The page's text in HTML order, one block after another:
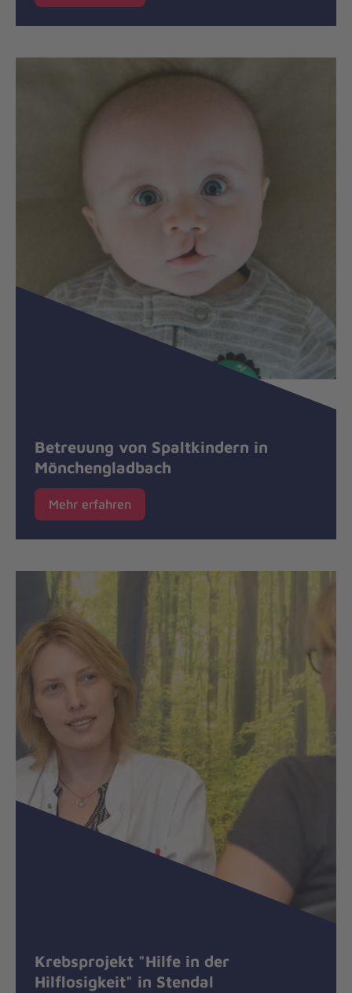
Betreuung von Spaltkindern in
Mönchengladbach
Mehr erfahren
Krebsprojekt "Hilfe in der
Hilflosigkeit" in Stendal